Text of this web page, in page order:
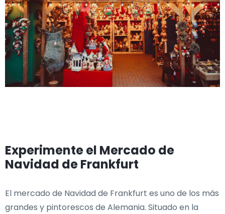
Experimente el Mercado de
Navidad de Frankfurt
El mercado de Navidad de Frankfurt es uno de los más
grandes y pintorescos de Alemania. Situado en la